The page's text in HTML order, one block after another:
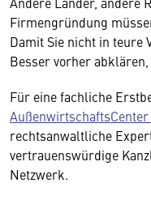
Firmengründung
Damit Sie nicht in teure
Besser vorher
Für eine fachliche
rechtsanwaltliche
vertrauenswürdige
Netzwerk.